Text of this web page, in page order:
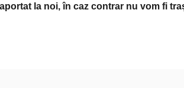
la noi, în caz contrar nu vom fi